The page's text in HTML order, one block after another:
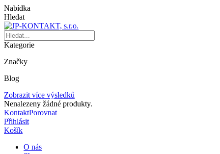
Nabídka
Hledat
Kategorie
Značky
Blog
Zobrazit více výsledků
Nenalezeny žádné produkty.
KontaktPorovnat
Přihlásit
Košík
O nás